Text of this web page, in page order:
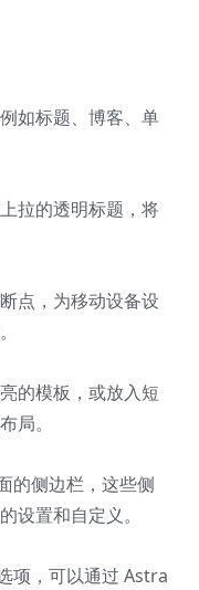
如标题、博客、单
拉的透明标题，将
点，为移动设备设
的模板，或放入短
局。
的侧边栏，这些侧
设置和自定义。
项，可以通过 Astra